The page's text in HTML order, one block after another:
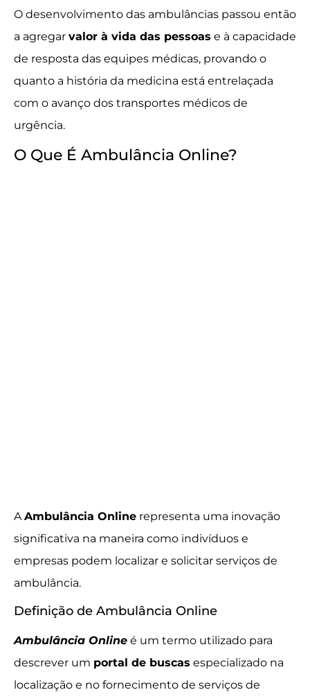
O desenvolvimento das ambulâncias passou então
a agregar valor à vida das pessoas e à capacidade
de resposta das equipes médicas, provando o
quanto a história da medicina está entrelaçada
com o avanço dos transportes médicos de
urgência.
O Que É Ambulância Online?
A Ambulância Online representa uma inovação
significativa na maneira como indivíduos e
empresas podem localizar e solicitar serviços de
ambulância.
Definição de Ambulância Online
Ambulância Online é um termo utilizado para
descrever um portal de buscas especializado na
localização e no fornecimento de serviços de